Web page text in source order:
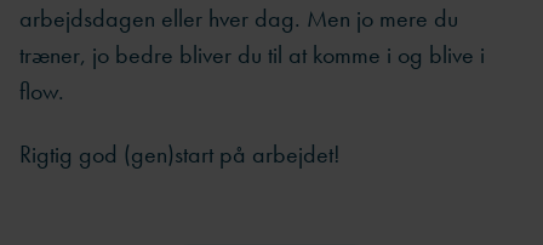
arbejdsdagen eller hver dag. Men jo mere du
træner, jo bedre bliver du til at komme i og blive i
flow.
Rigtig god (gen)start på arbejdet!